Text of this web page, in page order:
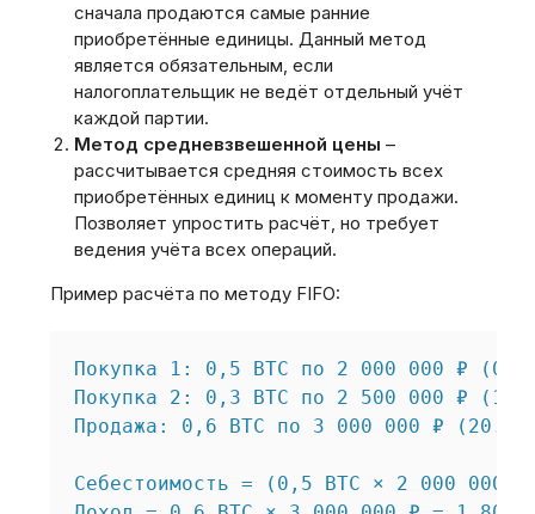
сначала продаются самые ранние
приобретённые единицы. Данный метод
является обязательным‚ если
налогоплательщик не ведёт отдельный учёт
каждой партии.
Метод средневзвешенной цены –
рассчитывается средняя стоимость всех
приобретённых единиц к моменту продажи.
Позволяет упростить расчёт‚ но требует
ведения учёта всех операций.
Пример расчёта по методу FIFO:
Покупка 1: 0‚5 BTC по 2 000 000 ₽
Покупка 2: 0‚3 BTC по 2 500 000 ₽
Продажа: 0‚6 BTC по 3 000 000 ₽
Себестоимость = (0‚5 BTC × 2 000 000